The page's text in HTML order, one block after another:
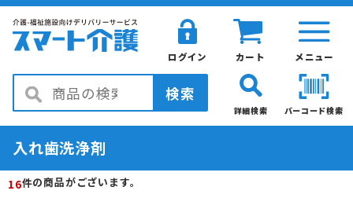
メニュー
カート
ログイン
検索
バーコード検索
詳細検索
入れ歯洗浄剤
16件の商品がございます。